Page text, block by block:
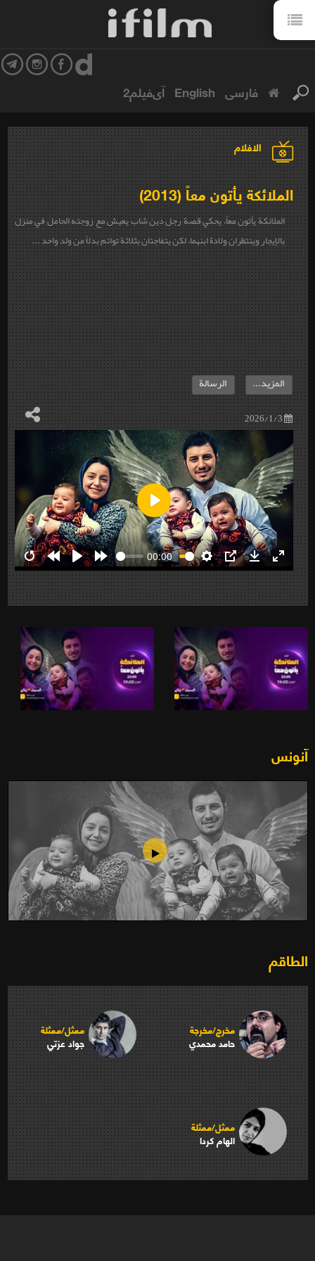
فارسی English آی‌فیلم2
الافلام
الملائكة يأتون معاً (2013)
الملائكة يأتون معاً، يحكي قصة رجل دين شاب يعيش مع زوجته الحامل في منزل
بالإيجار وينتظران ولادة ابنهما، لكن يتفاجئان بثلاثة توائم بدلاً من ولد واحد ...
2026/1/3
المزيد... الرسالة
RestartRewind
10s
Play Forward
10s
00:00
Settings
PIP Download
Enter
Play
آنونس
الطاقم
مخرج/مخرجة
حامد محمدي
ممثل/ممثلة
جواد عزتي
ممثل/ممثلة
الهام كردا